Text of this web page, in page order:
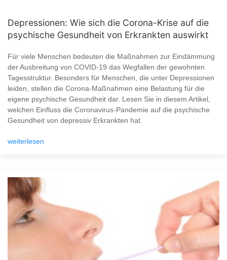
Depressionen: Wie sich die Corona-Krise auf die
psychische Gesundheit von Erkrankten auswirkt
Für viele Menschen bedeuten die Maßnahmen zur Eindämmung
der Ausbreitung von COVID-19 das Wegfallen der gewohnten
Tagesstruktur. Besonders für Menschen, die unter Depressionen
leiden, stellen die Corona-Maßnahmen eine Belastung für die
eigene psychische Gesundheit dar. Lesen Sie in diesem Artikel,
welchen Einfluss die Coronavirus-Pandemie auf die psychische
Gesundheit von depressiv Erkrankten hat.
weiterlesen